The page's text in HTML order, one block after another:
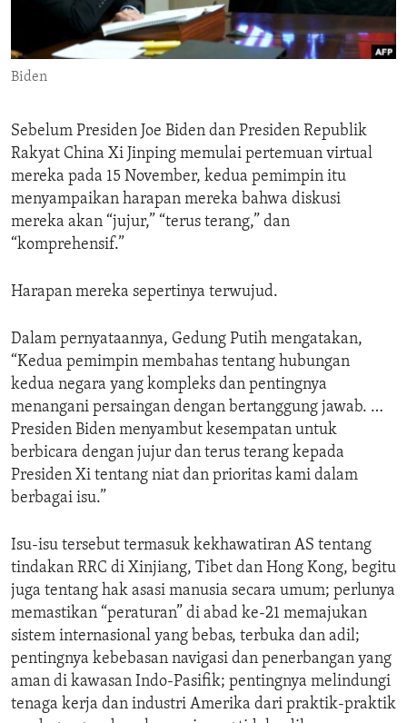
ENVIRONMENT AND HEALTH
IDEALS AND INSTITUTIONS
Biden
Sebelum Presiden Joe Biden dan Presiden Republik
Rakyat China Xi Jinping memulai pertemuan virtual
mereka pada 15 November, kedua pemimpin itu
menyampaikan harapan mereka bahwa diskusi
mereka akan “jujur,” “terus terang,” dan
“komprehensif.”
Harapan mereka sepertinya terwujud.
Dalam pernyataannya, Gedung Putih mengatakan,
“Kedua pemimpin membahas tentang hubungan
kedua negara yang kompleks dan pentingnya
menangani persaingan dengan bertanggung jawab. …
Presiden Biden menyambut kesempatan untuk
berbicara dengan jujur dan terus terang kepada
Presiden Xi tentang niat dan prioritas kami dalam
berbagai isu.”
Isu-isu tersebut termasuk kekhawatiran AS tentang
tindakan RRC di Xinjiang, Tibet dan Hong Kong, begitu
juga tentang hak asasi manusia secara umum; perlunya
memastikan “peraturan” di abad ke-21 memajukan
sistem internasional yang bebas, terbuka dan adil;
pentingnya kebebasan navigasi dan penerbangan yang
aman di kawasan Indo-Pasifik; pentingnya melindungi
tenaga kerja dan industri Amerika dari praktik-praktik